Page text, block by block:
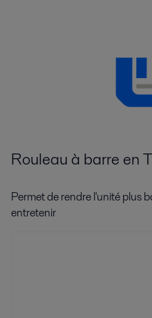
Rouleau à barre en T
Permet de rendre l'unité plus
entretenir